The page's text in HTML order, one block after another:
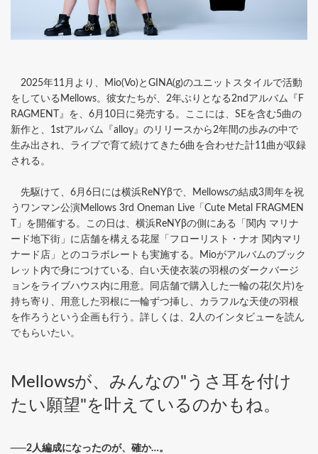
2025年11月より、Mio(Vo)とGINA(g)のユニットスタイルで活動
をしているMellows。彼女たちが、2年ぶりとなる2ndアルバム『F
RAGMENT』を、6月10日に発売する。ここには、SEを含む5曲の
新作と、1stアルバム『alloy』のリリースから2年間の歩みの中で
生み出され、ライブで育て続けてきた6曲を合わせた計11曲が収録
される。
先駆けて、6月6日には横浜ReNYβで、Mellowsの結成3周年を祝
うワンマン公演Mellows 3rd Oneman Live「Cute Metal FRAGMEN
T」を開催する。この日は、横浜ReNYβの側にある「関内 マリナ
ード地下街」に店舗を構える花屋「フローリスト・ナオ 関内マリ
ナード店」とのコラボレートも実施する。Mioがアルバムのブック
レット内で身につけている、白い天使衣装の羽根のダークバージ
ョンをライブハウス内に用意。同店舗で購入した一輪の花(欠片)を
持ち寄り、用意した羽根に一輪ずつ挿し、カラフルな天使の羽根
を作ろうという企画も行う。詳しくは、2人のインタビューを読ん
でもらいたい。
Mellowsが、みんなの"うさ耳を付け
たい願望"を叶えているのかもね。
──2人編成になったのが、確か…。